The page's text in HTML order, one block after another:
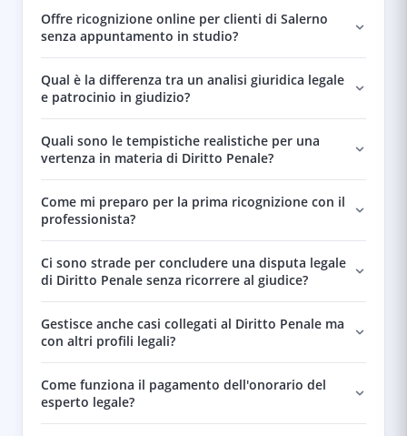
Offre ricognizione online per clienti di Salerno
senza appuntamento in studio?
Qual è la differenza tra un analisi giuridica legale
e patrocinio in giudizio?
Quali sono le tempistiche realistiche per una
vertenza in materia di Diritto Penale?
Come mi preparo per la prima ricognizione con il
professionista?
Ci sono strade per concludere una disputa legale
di Diritto Penale senza ricorrere al giudice?
Gestisce anche casi collegati al Diritto Penale ma
con altri profili legali?
Come funziona il pagamento dell'onorario del
esperto legale?